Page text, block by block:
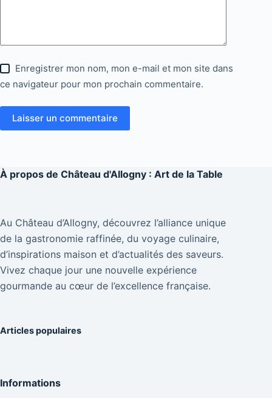
Enregistrer mon nom, mon e-mail et mon site dans
ce navigateur pour mon prochain commentaire.
Laisser un commentaire
À propos de Château d'Allogny : Art de la Table
Au Château d’Allogny, découvrez l’alliance unique
de la gastronomie raffinée, du voyage culinaire,
d’inspirations maison et d’actualités des saveurs.
Vivez chaque jour une nouvelle expérience
gourmande au cœur de l’excellence française.
Articles populaires
Informations